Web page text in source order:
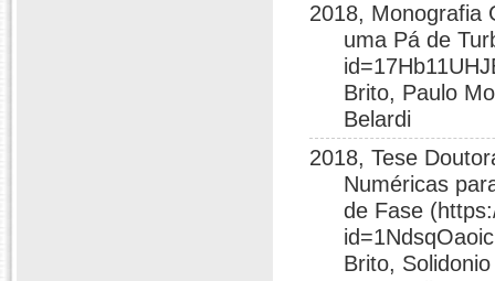
2018, Monografia
uma Pá de
Brito, Paulo
Belardi
2018, Tese
Numéricas
de Fase
Brito,